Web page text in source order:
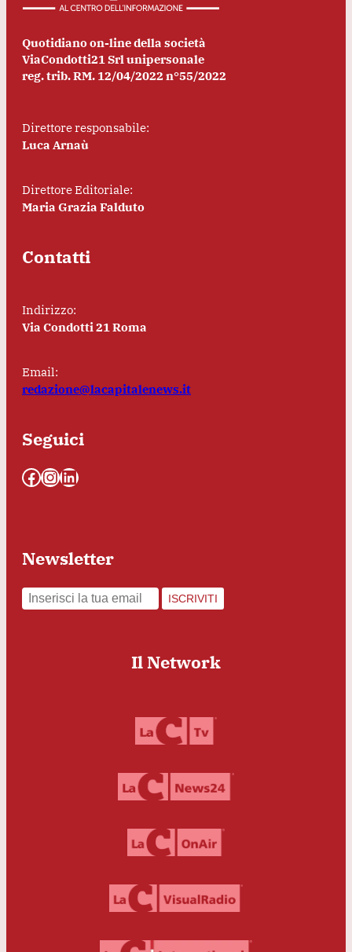
Quotidiano on-line della società
ViaCondotti21 Srl unipersonale
reg. trib. RM. 12/04/2022 n°55/2022
Direttore responsabile:
Luca Arnaù
Direttore Editoriale:
Maria Grazia Falduto
Contatti
Indirizzo:
Via Condotti 21 Roma
Email:
redazione@lacapitalenews.it
Seguici
Facebook InstagramLinkedIn
Newsletter
ISCRIVITI
Il Network